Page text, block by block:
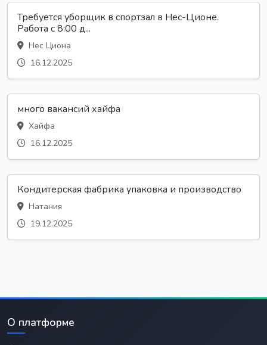
Требуется уборщик в спортзал в Нес-Ционе.
Работа с 8:00 д...
Нес Циона
16.12.2025
много вакансий хайфа
Хайфа
16.12.2025
Кондитерская фабрика упаковка и производство
Натания
19.12.2025
О платформе